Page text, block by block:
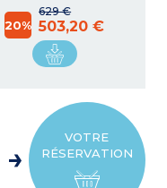
629 €
20% 503,20 €
VOTRE
RÉSERVATION